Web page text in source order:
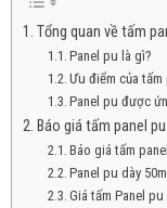
Tổng quan về tấm
Panel pu là gì?
Ưu điểm của
Panel pu được
Báo giá tấm panel
Báo giá tấm
Panel pu dày
Giá tấm Panel pu